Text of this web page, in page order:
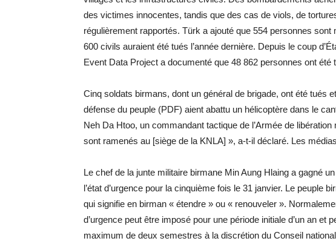
des victimes innocentes, tandis que des cas de viols, de
régulièrement rapportés. Türk a ajouté que 554 personnes sont
600 civils auraient été tués l’année dernière. Depuis le coup
Event Data Project a documenté que 48 862 personnes ont été
Cinq soldats birmans, dont un général de brigade, ont été tués
défense du peuple (PDF) aient abattu un hélicoptère dans le
Neh Da Htoo, un commandant tactique de l’Armée de
sont ramenés au [siège de la KNLA] », a-t-il déclaré. Les
Le chef de la junte militaire birmane Min Aung Hlaing a gagné
l’état d’urgence pour la cinquième fois le 31 janvier. Le peuple
qui signifie en birman « étendre » ou « renouveler ».
d’urgence peut être imposé pour une période initiale d’un an et
maximum de deux semestres à la discrétion du Conseil